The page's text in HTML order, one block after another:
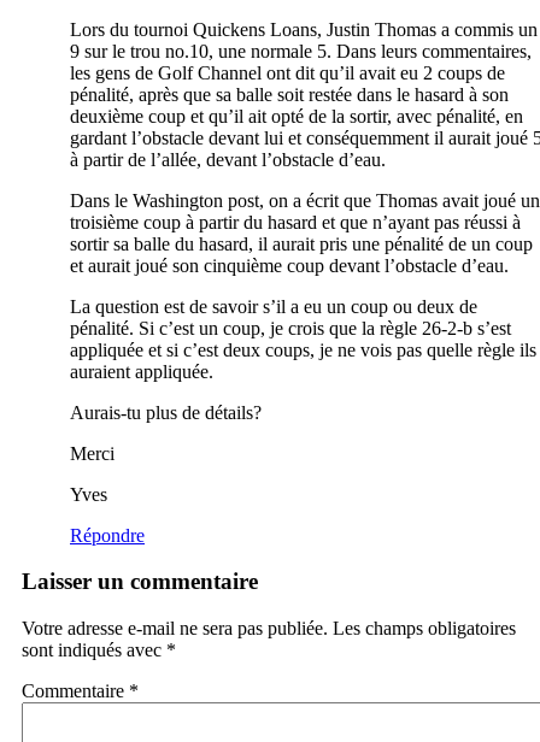
Lors du tournoi Quickens Loans, Justin Thomas a commis un
9 sur le trou no.10, une normale 5. Dans leurs commentaires,
les gens de Golf Channel ont dit qu’il avait eu 2 coups de
pénalité, après que sa balle soit restée dans le hasard à son
deuxième coup et qu’il ait opté de la sortir, avec pénalité, en
gardant l’obstacle devant lui et conséquemment il aurait joué
à partir de l’allée, devant l’obstacle d’eau.
Dans le Washington post, on a écrit que Thomas avait joué un
troisième coup à partir du hasard et que n’ayant pas réussi à
sortir sa balle du hasard, il aurait pris une pénalité de un coup
et aurait joué son cinquième coup devant l’obstacle d’eau.
La question est de savoir s’il a eu un coup ou deux de
pénalité. Si c’est un coup, je crois que la règle 26-2-b s’est
appliquée et si c’est deux coups, je ne vois pas quelle règle ils
auraient appliquée.
Aurais-tu plus de détails?
Merci
Yves
Répondre
Laisser un commentaire
Votre adresse e-mail ne sera pas publiée. Les champs obligatoires
sont indiqués avec *
Commentaire *